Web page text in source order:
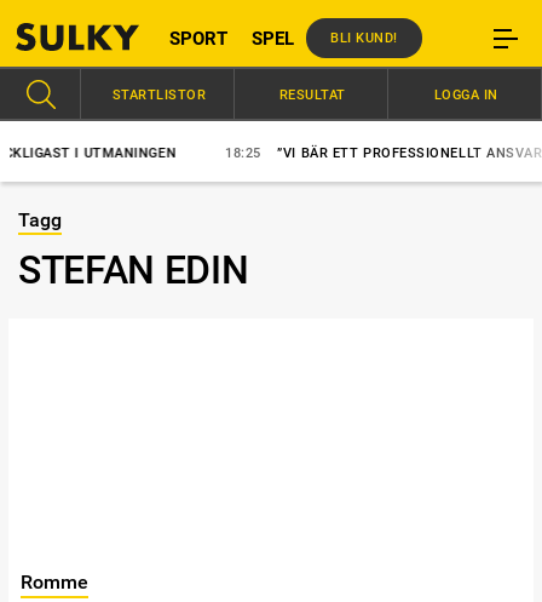
SPORT SPEL BLI KUND!
I UTMANINGEN ”VI BÄR ETT PROFESSIONELLT ANSVAR”
STARTLISTOR RESULTAT LOGGA IN
Tagg
STEFAN EDIN
Romme